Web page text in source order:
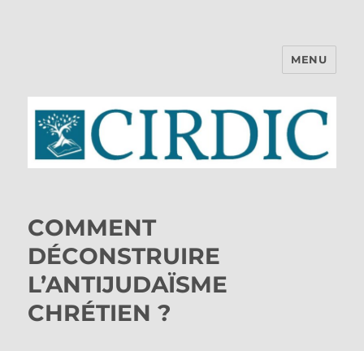
MENU
COMMENT
DÉCONSTRUIRE
L’ANTIJUDAÏSME
CHRÉTIEN ?